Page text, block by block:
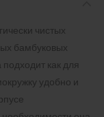
чистых
бамбуковых
как для
удобно и